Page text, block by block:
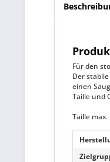
Für den
Der
einen
Taille und
Taille